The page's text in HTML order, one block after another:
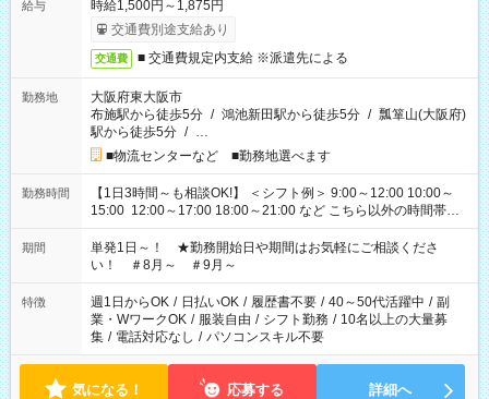
給与
時給1,500円～1,875円
交通費別途支給あり
交通費 ■ 交通費規定内支給 ※派遣先による
勤務地
大阪府東大阪市
布施駅から徒歩5分 / 鴻池新田駅から徒歩5分 / 瓢箪山(大阪府)
駅から徒歩5分 / …
■物流センターなど ■勤務地選べます
勤務時間
【1日3時間～も相談OK!】 ＜シフト例＞ 9:00～12:00 10:00～
15:00 12:00～17:00 18:00～21:00 など こちら以外の時間帯も
お気軽にご相談ください！
期間
単発1日～！ ★勤務開始日や期間はお気軽にご相談くださ
い！ ＃8月～ ＃9月～
特徴 週1日からOK / 日払いOK / 履歴書不要 / 40～50代活躍中 / 副
業・WワークOK / 服装自由 / シフト勤務 / 10名以上の大量募
集 / 電話対応なし / パソコンスキル不要
気になる！ 応募する 詳細へ